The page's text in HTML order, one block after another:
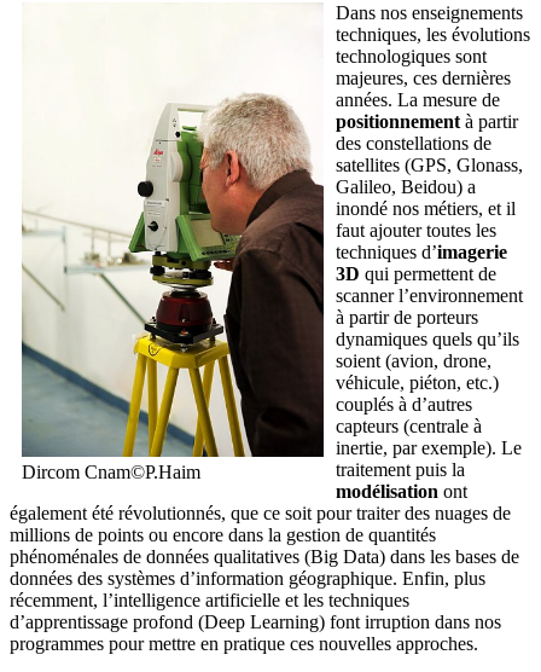
Dircom Cnam©P.Haim
Dans nos enseignements
techniques, les évolutions
technologiques sont
majeures, ces dernières
années. La mesure de
positionnement à partir
des constellations de
satellites (GPS, Glonass,
Galileo, Beidou) a
inondé nos métiers, et il
faut ajouter toutes les
techniques d’imagerie
3D qui permettent de
scanner l’environnement
à partir de porteurs
dynamiques quels qu’ils
soient (avion, drone,
véhicule, piéton, etc.)
couplés à d’autres
capteurs (centrale à
inertie, par exemple). Le
traitement puis la
modélisation ont
également été révolutionnés, que ce soit pour traiter des nuages de
millions de points ou encore dans la gestion de quantités
phénoménales de données qualitatives (Big Data) dans les bases de
données des systèmes d’information géographique. Enfin, plus
récemment, l’intelligence artificielle et les techniques
d’apprentissage profond (Deep Learning) font irruption dans nos
programmes pour mettre en pratique ces nouvelles approches.